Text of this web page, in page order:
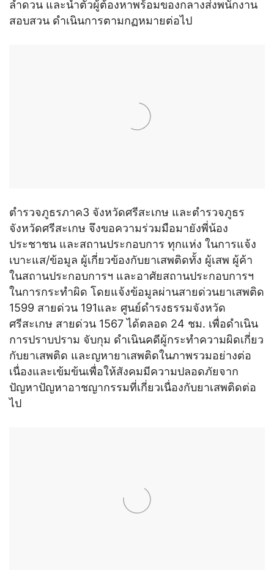
ลำดวน และนำตัวผู้ต้องหาพร้อมของกลางส่งพนักงาน
สอบสวน ดำเนินการตามกฏหมายต่อไป
ตำรวจภูธรภาค3 จังหวัดศรีสะเกษ และตำรวจภูธร
จังหวัดศรีสะเกษ จึงขอความร่วมมือมายังพี่น้อง
ประชาชน และสถานประกอบการ ทุกแห่ง ในการแจ้ง
เบาะแส/ข้อมูล ผู้เกี่ยวข้องกับยาเสพติดทั้ง ผู้เสพ ผู้ค้า
ในสถานประกอบการฯ และอาศัยสถานประกอบการฯ
ในการกระทำผิด โดยแจ้งข้อมูลผ่านสายด่วนยาเสพติด
1599 สายด่วน 191และ ศูนย์ดำรงธรรมจังหวัด
ศรีสะเกษ สายด่วน 1567 ได้ตลอด 24 ชม. เพื่อดำเนิน
การปราบปราม จับกุม ดำเนินคดีผู้กระทำความผิดเกี่ยว
กับยาเสพติด และญหายาเสพติดในภาพรวมอย่างต่อ
เนื่องและเข้มข้นเพื่อให้สังคมมีความปลอดภัยจาก
ปัญหาปัญหาอาชญากรรมที่เกี่ยวเนื่องกับยาเสพติดต่อ
ไป